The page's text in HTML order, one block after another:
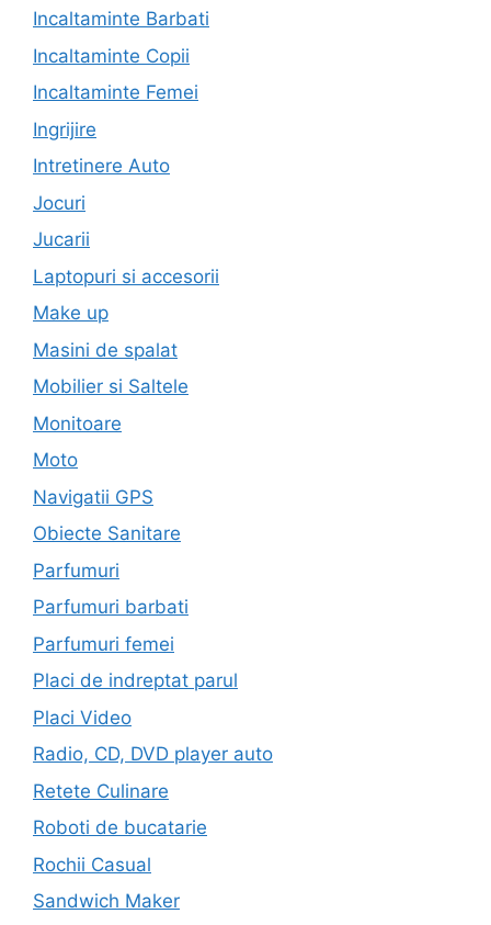
Incaltaminte Barbati
Incaltaminte Copii
Incaltaminte Femei
Ingrijire
Intretinere Auto
Jocuri
Jucarii
Laptopuri si accesorii
Make up
Masini de spalat
Mobilier si Saltele
Monitoare
Moto
Navigatii GPS
Obiecte Sanitare
Parfumuri
Parfumuri barbati
Parfumuri femei
Placi de indreptat parul
Placi Video
Radio, CD, DVD player auto
Retete Culinare
Roboti de bucatarie
Rochii Casual
Sandwich Maker